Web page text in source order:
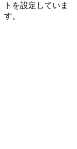
トを設定していま
す。